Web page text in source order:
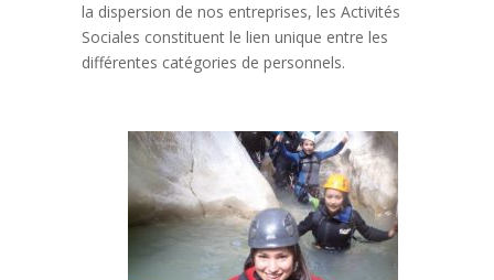
la dispersion de nos entreprises, les Activités
Sociales constituent le lien unique entre les
différentes catégories de personnels.